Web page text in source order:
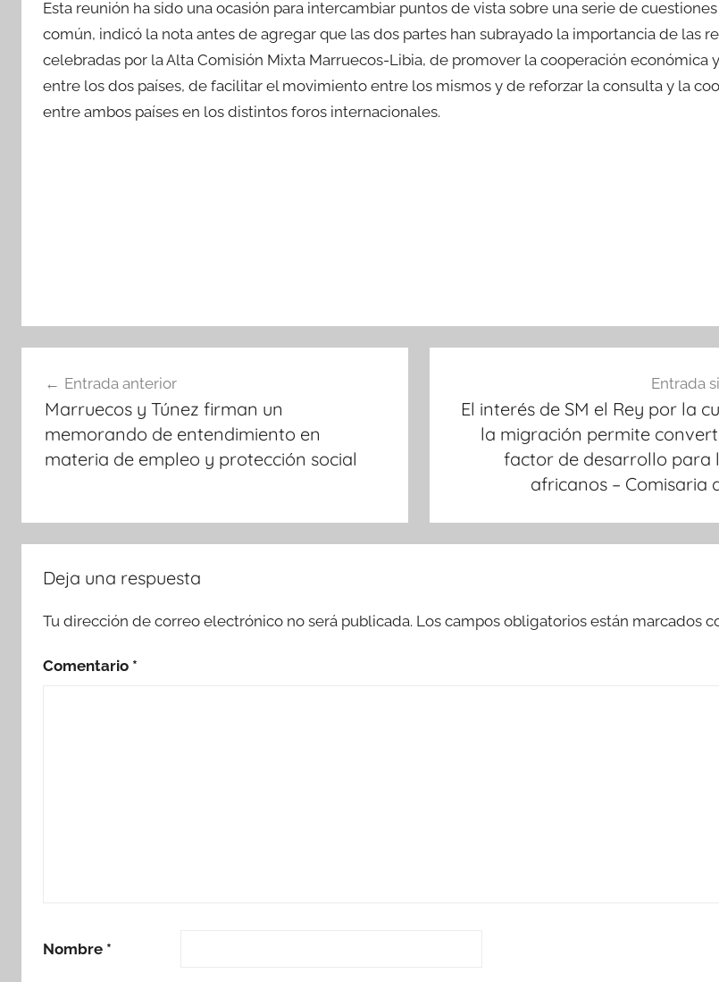
Esta reunión ha sido una ocasión para intercambiar puntos de vista sobre una serie de
común, indicó la nota antes de agregar que las dos partes han subrayado la importancia de las
celebradas por la Alta Comisión Mixta Marruecos-Libia, de promover la cooperación económica
entre los dos países, de facilitar el movimiento entre los mismos y de reforzar la consulta y la
entre ambos países en los distintos foros internacionales.
de
entradas
Entrada anterior
Marruecos y Túnez firman un
memorando de entendimiento en
materia de empleo y protección social
Entrada
El interés de SM el Rey por la
la migración permite
factor de desarrollo para
africanos – Comisaria
Deja una respuesta
Tu dirección de correo electrónico no será publicada. Los campos obligatorios están marcados
Comentario *
Nombre *